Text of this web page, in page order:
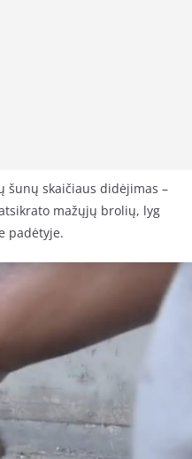
šunų skaičiaus didėjimas –
mažųjų brolių, lyg
padėtyje.